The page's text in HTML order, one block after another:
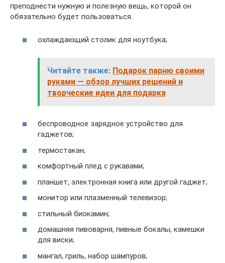
преподнести нужную и полезную вещь, которой он
обязательно будет пользоваться.
охлаждающий столик для ноутбука;
Читайте также: Подарок парню своими
руками — обзор лучших решений и
творческие идеи для подарка
беспроводное зарядное устройство для
гаджетов;
термостакан;
комфортный плед с рукавами;
планшет, электронная книга или другой гаджет;
монитор или плазменный телевизор;
стильный биокамин;
домашняя пивоварня, пивные бокалы, камешки
для виски;
мангал, гриль, набор шампуров;